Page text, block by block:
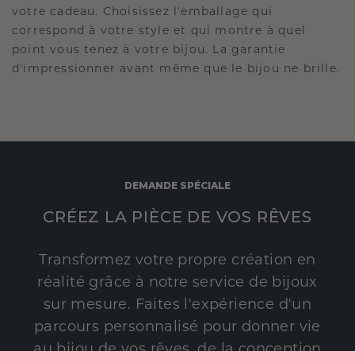
votre cadeau. Choisissez l'emballage qui
correspond à votre style et qui montre à quel
point vous tenez à votre bijou. La garantie
d'impressionner avant même que le bijou ne brille.
DEMANDE SPÉCIALE
CRÉEZ LA PIÈCE DE VOS RÊVES
Transformez votre propre création en
réalité grâce à notre service de bijoux
sur mesure. Faites l'expérience d'un
parcours personnalisé pour donner vie